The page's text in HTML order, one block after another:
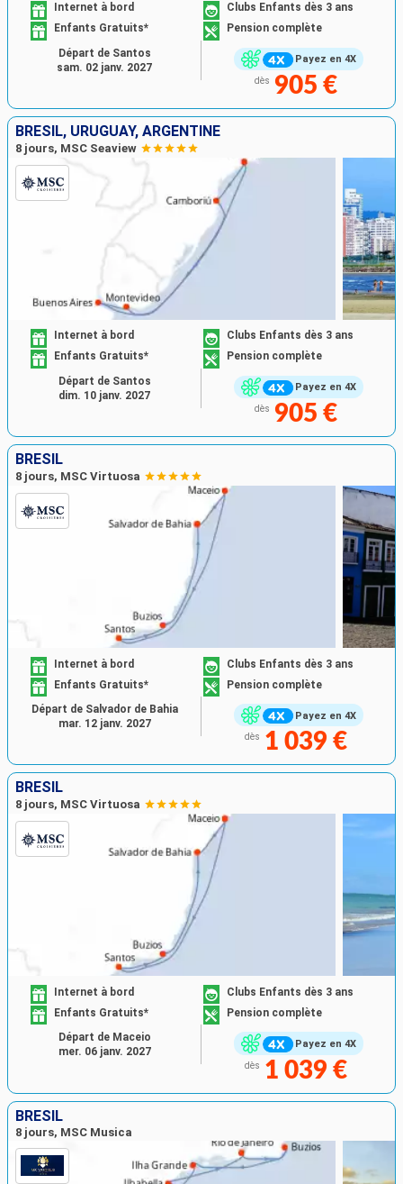
Payez en 4X
Internet à bord
Clubs Enfants dès 3 ans
Enfants Gratuits*
Pension complète
dès 905 €
Départ de Santos
sam. 02 janv. 2027
BRÉSIL, URUGUAY, ARGENTINE
8 jours, MSC Seaview
Payez en 4X
Internet à bord
Clubs Enfants dès 3 ans
Enfants Gratuits*
Pension complète
dès 905 €
Départ de Santos
dim. 10 janv. 2027
BRÉSIL
8 jours, MSC Virtuosa
Payez en 4X
Internet à bord
Clubs Enfants dès 3 ans
Enfants Gratuits*
Pension complète
dès 1 039 €
Départ de Salvador de Bahia
mar. 12 janv. 2027
BRÉSIL
8 jours, MSC Virtuosa
Payez en 4X
Internet à bord
Clubs Enfants dès 3 ans
Enfants Gratuits*
Pension complète
dès 1 039 €
Départ de Maceio
mer. 06 janv. 2027
BRÉSIL
8 jours, MSC Musica